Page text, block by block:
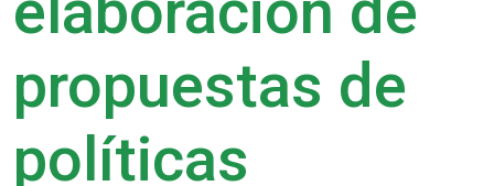
propuestas de
políticas